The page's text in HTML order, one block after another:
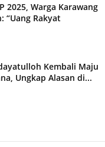
2025, Warga Karawang
“Uang Rakyat
Kembali Maju
Ungkap Alasan di...